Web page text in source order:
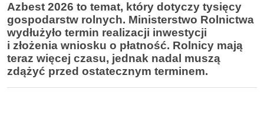
Azbest 2026 to temat, który dotyczy tysięcy
gospodarstw rolnych. Ministerstwo Rolnictwa
wydłużyło termin realizacji inwestycji
i złożenia wniosku o płatność. Rolnicy mają
teraz więcej czasu, jednak nadal muszą
zdążyć przed ostatecznym terminem.